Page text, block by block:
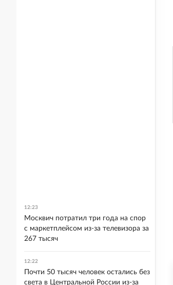
12:23
Москвич потратил три года на спор
с маркетплейсом из-за телевизора за
267 тысяч
12:22
Почти 50 тысяч человек остались без
света в Центральной России из-за